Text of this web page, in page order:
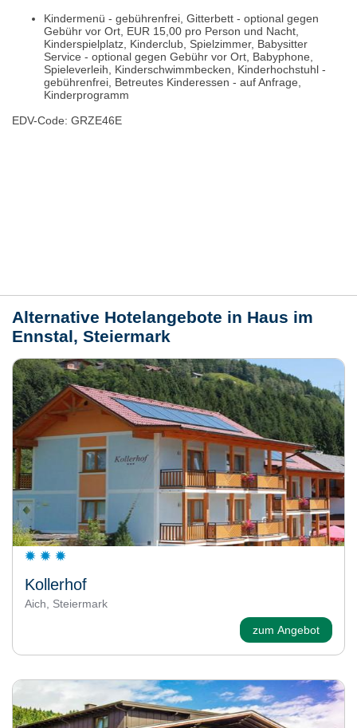
Kindermenü - gebührenfrei, Gitterbett - optional gegen
Gebühr vor Ort, EUR 15,00 pro Person und Nacht,
Kinderspielplatz, Kinderclub, Spielzimmer, Babysitter
Service - optional gegen Gebühr vor Ort, Babyphone,
Spieleverleih, Kinderschwimmbecken, Kinderhochstuhl -
gebührenfrei, Betreutes Kinderessen - auf Anfrage,
Kinderprogramm
EDV-Code: GRZE46E
Alternative Hotelangebote in Haus im
Ennstal, Steiermark
Kollerhof
Aich, Steiermark
zum Angebot